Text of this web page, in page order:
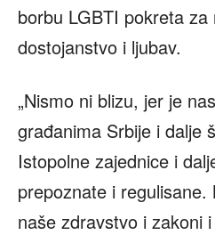
borbu LGBTI pokreta za
dostojanstvo i ljubav.
„Nismo ni blizu, jer je
građanima Srbije i dalje
Istopolne zajednice i
prepoznate i
naše zdravstvo i zakoni